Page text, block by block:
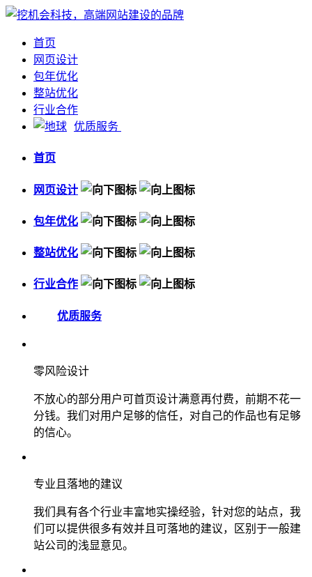
首页
网页设计
包年优化
整站优化
行业合作
优质服务
首页
网页设计
包年优化
整站优化
行业合作
优质服务
零风险设计
不放心的部分用户可首页设计满意再付费，前期不花一
分钱。我们对用户足够的信任，对自己的作品也有足够
的信心。
专业且落地的建议
我们具有各个行业丰富地实操经验，针对您的站点，我
们可以提供很多有效并且可落地的建议，区别于一般建
站公司的浅显意见。